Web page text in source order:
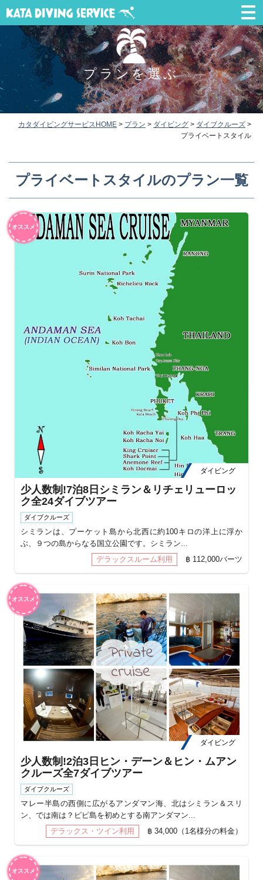
プランを選ぶ
カタダイビングサービスHOME > プラン > ダイビング > ダイブクルーズ >
プライベートスタイル
プライベートスタイルのプラン一覧
ダイビング
オススメ
少人数制!7泊8日シミラン＆リチェリューロッ
ク全24ダイブツアー
ダイブクルーズ
シミランは、プーケット島から北西に約100キロの洋上に浮か
ぶ、９つの島からなる国立公園です。シミラン...
デラックスルーム利用
฿ 112,000バーツ
ダイビング
オススメ
少人数制!2泊3日ヒン・デーン＆ヒン・ムアン
クルーズ全7ダイブツアー
ダイブクルーズ
マレー半島の西側に広がるアンダマン海、北はシミラン＆スリ
ン、では南は？ピピ島を初めとする南アンダマン...
デラックス・ツイン利用
฿ 34,000（1名様分の料金）
オススメ